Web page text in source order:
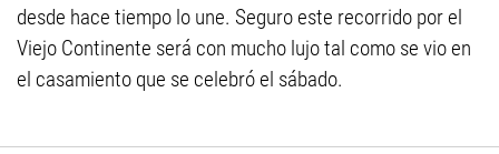
desde hace tiempo lo une. Seguro este recorrido por el
Viejo Continente será con mucho lujo tal como se vio en
el casamiento que se celebró el sábado.